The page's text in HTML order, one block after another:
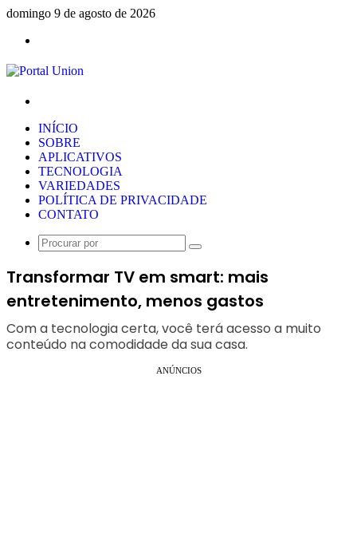
domingo 9 de agosto de 2026
INÍCIO
SOBRE
APLICATIVOS
TECNOLOGIA
VARIEDADES
POLÍTICA DE PRIVACIDADE
CONTATO
Procurar
Transformar TV em smart: mais
entretenimento, menos gastos
Com a tecnologia certa, você terá acesso a muito
conteúdo na comodidade da sua casa.
ANÚNCIOS